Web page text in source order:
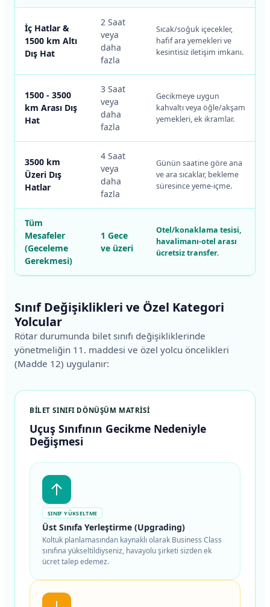
İç Hatlar &
1500 km Altı
Dış Hat
2 Saat
veya
daha
fazla
Sıcak/soğuk içecekler,
hafif ara yemekleri ve
kesintisiz iletişim imkanı.
1500 - 3500
km Arası Dış
Hat
3 Saat
veya
daha
fazla
Gecikmeye uygun
kahvaltı veya öğle/akşam
yemekleri, ek ikramlar.
3500 km
Üzeri Dış
Hatlar
4 Saat
veya
daha
fazla
Günün saatine göre ana
ve ara sıcaklar, bekleme
süresince yeme-içme.
Tüm
Mesafeler
(Geceleme
Gerekmesi)
1 Gece
ve üzeri
Otel/konaklama tesisi,
havalimanı-otel arası
ücretsiz transfer.
Sınıf Değişiklikleri ve Özel Kategori
Yolcular
Rötar durumunda bilet sınıfı değişikliklerinde
yönetmeliğin 11. maddesi ve özel yolcu öncelikleri
(Madde 12) uygulanır:
BILET SINIFI DÖNÜŞÜM MATRISI
Uçuş Sınıfının Gecikme Nedeniyle
Değişmesi
SINIF YÜKSELTME
Üst Sınıfa Yerleştirme (Upgrading)
Koltuk planlamasından kaynaklı olarak Business Class
sınıfına yükseltildiyseniz, havayolu şirketi sizden ek
ücret talep edemez.